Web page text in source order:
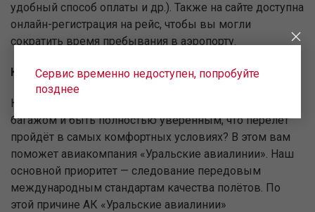
удобный способ оплаты и др.). Также на сайте доступна
онлайн-регистрация на рейс, чтобы вы могли
сократить время пребывания в аэропорту.
Комфортные и безопасные авиаперелёты
Как купить билет на самолёт из Владивостока с
багажом и быть полностью уверенным, что перелёт
пройдёт в самых комфортных условиях? В этом вам
поможет авиакомпания «Уральские авиалинии». Наш
основной приоритет — следование передовым
международным стандартам качества полётов. По
этой причине АК «Уральские авиалинии»
Сервис временно недоступен, попробуйте
позднее